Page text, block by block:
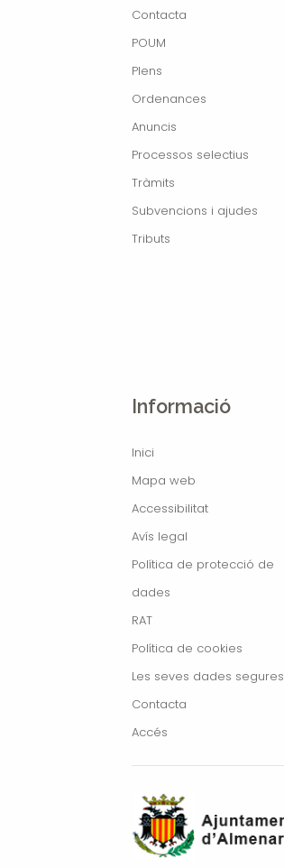
Contacta
POUM
Plens
Ordenances
Anuncis
Processos selectius
Tràmits
Subvencions i ajudes
Tributs
Informació
Inici
Mapa web
Accessibilitat
Avís legal
Política de protecció de
dades
RAT
Política de cookies
Les seves dades segures
Contacta
Accés